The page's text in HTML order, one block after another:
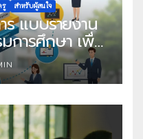
รู สำหรับผู้สนใจ
ร แบบรายงาน
การศึกษา เพื่อ
เลิศ